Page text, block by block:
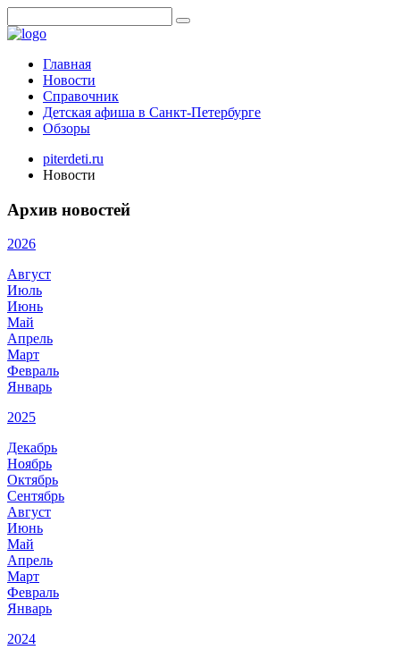
Главная
Новости
Справочник
Детская афиша в Санкт-Петербурге
Обзоры
piterdeti.ru
Новости
Архив новостей
2026
Август
Июль
Июнь
Май
Апрель
Март
Февраль
Январь
2025
Декабрь
Ноябрь
Октябрь
Сентябрь
Август
Июнь
Май
Апрель
Март
Февраль
Январь
2024